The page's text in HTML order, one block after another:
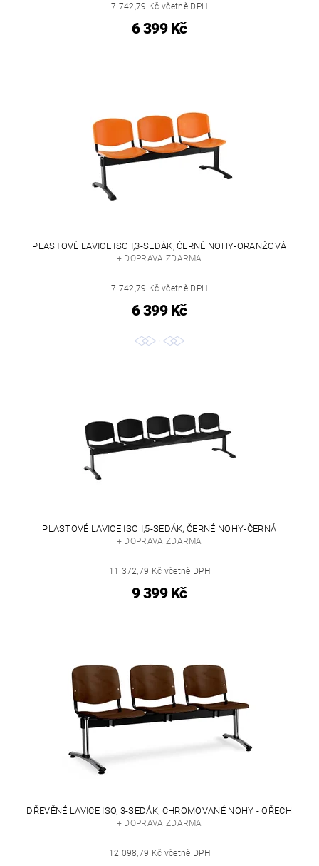
7 742,79 Kč včetně DPH
6 399 Kč
PLASTOVÉ LAVICE ISO I,3-SEDÁK, ČERNÉ NOHY-ORANŽOVÁ
+ DOPRAVA ZDARMA
7 742,79 Kč včetně DPH
6 399 Kč
PLASTOVÉ LAVICE ISO I,5-SEDÁK, ČERNÉ NOHY-ČERNÁ
+ DOPRAVA ZDARMA
11 372,79 Kč včetně DPH
9 399 Kč
DŘEVĚNÉ LAVICE ISO, 3-SEDÁK, CHROMOVANÉ NOHY - OŘECH
+ DOPRAVA ZDARMA
12 098,79 Kč včetně DPH